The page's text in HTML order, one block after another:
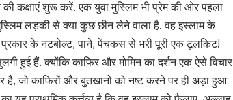
कक्षाएं शुरू करें. एक युवा मुस्लिम भी प्रेम की ओर पहला
लड़की से क्या कुछ छीन लेने वाला है. वह इस्लाम के
के नटबोल्ट, पाने, पेंचकस से भरी पूरी एक टूलकिट!
हुई हैं. क्योंकि काफिर और मोमिन का दर्शन एक ऐसे विचार
जो काफिरों और बुतखानों को नष्ट करने पर ही अड़ा हुआ